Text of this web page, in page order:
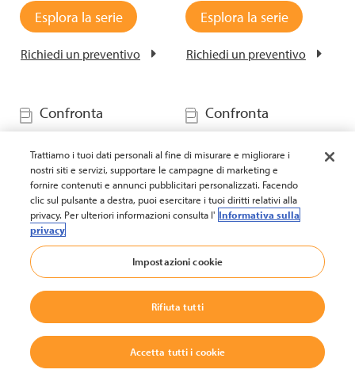
Esplora la serie
Richiedi un preventivo
Esplora la serie
Richiedi un preventivo
Confronta
Trilaterale per corsie
cabina disponibili)
Serie:TSP 1000
Portata:
fino a 1500 kg
Confronta
Trilaterale per corsie
cabina disponibili)
Serie:TSP 1500
Portata:
Trattiamo i tuoi dati personali al fine di misurare e migliorare i
nostri siti e servizi, supportare le campagne di marketing e
fornire contenuti e annunci pubblicitari personalizzati. Facendo
clic sul pulsante a destra, puoi esercitare i tuoi diritti relativi alla
privacy. Per ulteriori informazioni consulta l' Informativa sulla
privacy
Impostazioni cookie
Rifiuta tutti
Accetta tutti i cookie